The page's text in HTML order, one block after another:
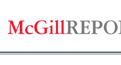
content